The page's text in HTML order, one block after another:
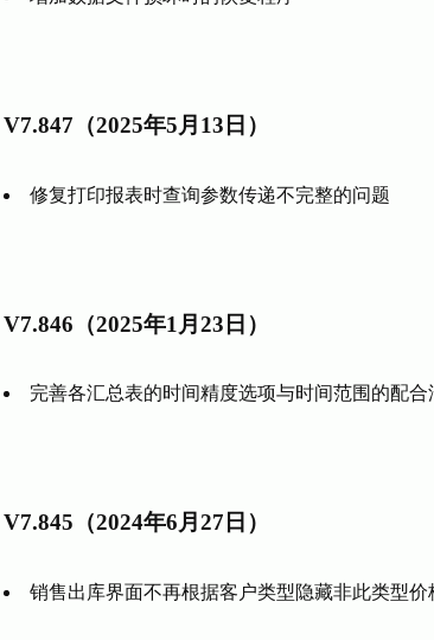
V7.847（2025年5月13日）
修复打印报表时查询参数传递不完整的问题
V7.846（2025年1月23日）
完善各汇总表的时间精度选项与时间范围的配合
V7.845（2024年6月27日）
销售出库界面不再根据客户类型隐藏非此类型